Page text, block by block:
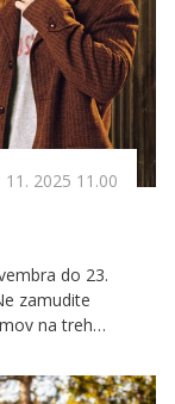
11. 2025 11.00
do 23.
zamudite
na treh